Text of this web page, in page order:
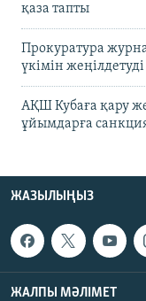
қаза тапты
Прокуратура
үкімін
АҚШ Кубаға қару
ұйымдарға
ЖАЗЫЛЫҢЫЗ
ЖАЛПЫ МӘЛІМЕТ